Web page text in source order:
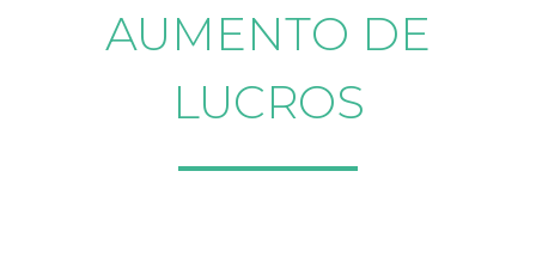
AUMENTO DE
LUCROS